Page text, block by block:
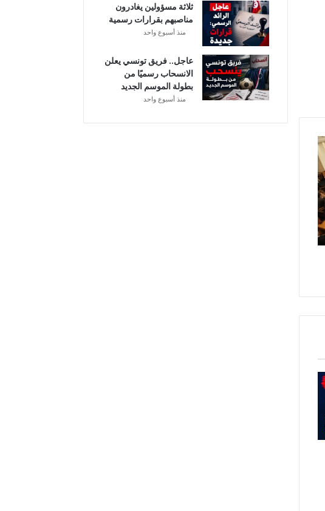
ثلاثة مسؤولين يغادرون
مناصبهم بقرارات رسمية
منذ أسبوع واحد
عاجل.. فريق تونسي يعلن
الانسحاب رسميًا من
بطولة الموسم الجديد
منذ أسبوع واحد